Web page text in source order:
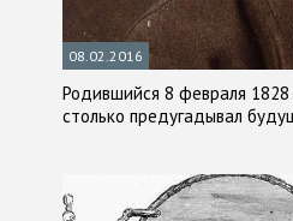
08.02.2016
Родившийся 8 февраля
столько предугадывал